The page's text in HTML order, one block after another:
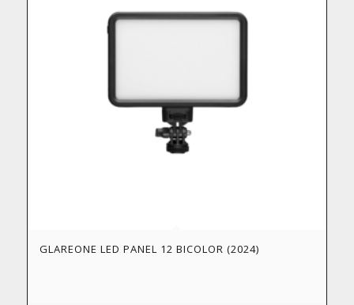
GLAREONE LED PANEL 12 BICOLOR (2024)